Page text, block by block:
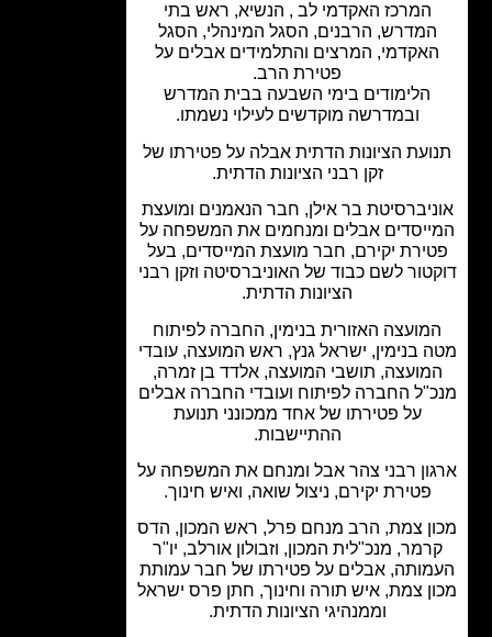
המרכז האקדמי לב , הנשיא, ראש בתי
הרבנים, הסגל המינהלי, הסגל
המרצים והתלמידים אבלים על
פטירת הרב.
הלימודים בימי השבעה בבית המדרש
ובמדרשה מוקדשים לעילוי נשמתו.
הציונות הדתית אבלה על פטירתו של
זקן רבני הציונות הדתית.
בר אילן, חבר הנאמנים ומועצת
אבלים ומנחמים את המשפחה על
יקירם, חבר מועצת המייסדים, בעל
לשם כבוד של האוניברסיטה וזקן רבני
הציונות הדתית.
האזורית בנימין, החברה לפיתוח
בנימין, ישראל גנץ, ראש המועצה, עובדי
תושבי המועצה, אלדד בן זמרה,
החברה לפיתוח ועובדי החברה אבלים
על פטירתו של אחד ממכונני תנועת
ההתיישבות.
רבני צהר אבל ומנחם את המשפחה על
פטירת יקירם, ניצול שואה, ואיש חינוך.
צמת, הרב מנחם פרל, ראש המכון, הדס
מנכ"לית המכון, וזבולון אורלב, יו"ר
אבלים על פטירתו של חבר עמותת
צמת, איש תורה וחינוך, חתן פרס ישראל
וממנהיגי הציונות הדתית.